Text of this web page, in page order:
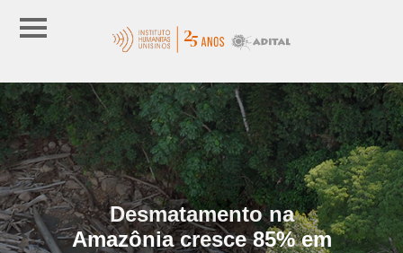
Desmatamento na
Amazônia cresce 85% em